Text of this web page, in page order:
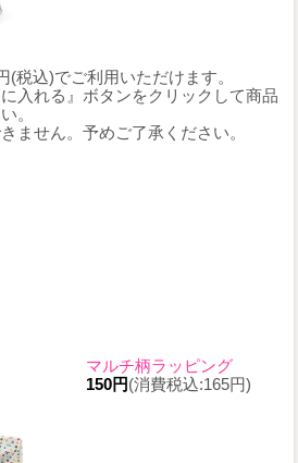
(税込)でご利用いただけます。
入れる』ボタンをクリックして商品
。
ません。予めご了承ください。
マルチ柄ラッピング
150円(消費税込:165円)